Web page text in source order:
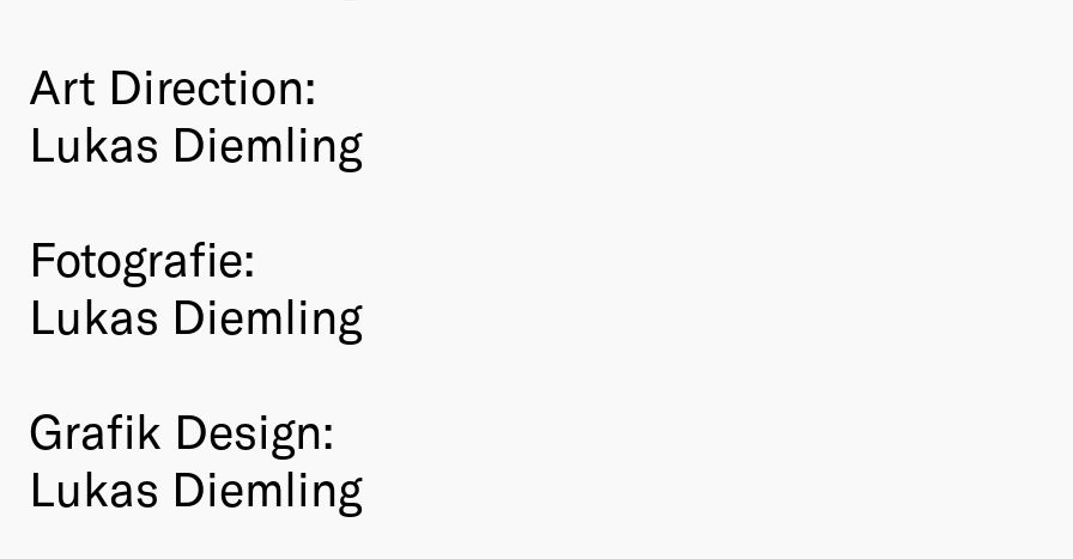
Art Direction:
Lukas Diemling
Fotografie:
Lukas Diemling
Grafik Design:
Lukas Diemling